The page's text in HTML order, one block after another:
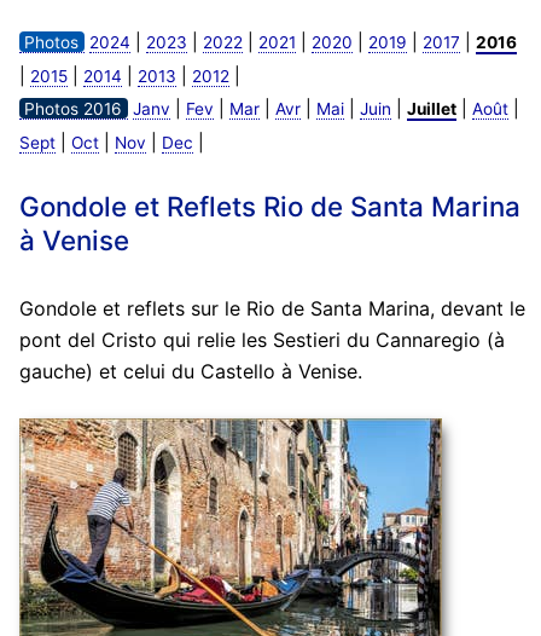
Photos 2024 2023 2022 2021 2020 2019 2017 2016
2015| 2014 2013 2012
Photos 2016 Janv Fev Mar| Avr| Mai| Juin Juillet| Août|
Sept| Oct| Nov Dec
Gondole et Reflets Rio de Santa Marina
à Venise
Gondole et reflets sur le Rio de Santa Marina, devant le
pont del Cristo qui relie les Sestieri du Cannaregio (à
gauche) et celui du Castello à Venise‬.